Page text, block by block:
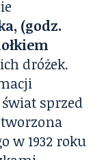
(godz.
dróżek.
sprzed
w 1932 roku